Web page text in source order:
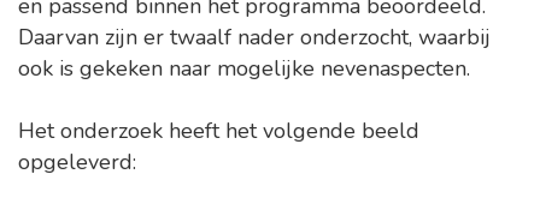
Daarvan zijn er twaalf nader onderzocht, waarbij
ook is gekeken naar mogelijke nevenaspecten.
Het onderzoek heeft het volgende beeld
opgeleverd: